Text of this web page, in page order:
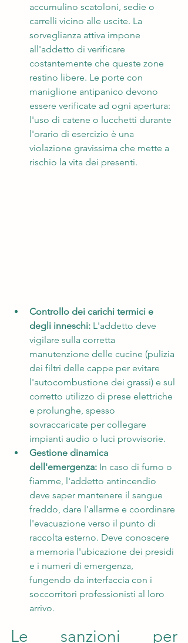
accumulino scatoloni, sedie o
carrelli vicino alle uscite. La
sorveglianza attiva impone
all'addetto di verificare
costantemente che queste zone
restino libere. Le porte con
maniglione antipanico devono
essere verificate ad ogni apertura:
l'uso di catene o lucchetti durante
l'orario di esercizio è una
violazione gravissima che mette a
rischio la vita dei presenti.
Controllo dei carichi termici e
degli inneschi: L'addetto deve
vigilare sulla corretta
manutenzione delle cucine (pulizia
dei filtri delle cappe per evitare
l'autocombustione dei grassi) e sul
corretto utilizzo di prese elettriche
e prolunghe, spesso
sovraccaricate per collegare
impianti audio o luci provvisorie.
Gestione dinamica
dell'emergenza: In caso di fumo o
fiamme, l'addetto antincendio
deve saper mantenere il sangue
freddo, dare l'allarme e coordinare
l'evacuazione verso il punto di
raccolta esterno. Deve conoscere
a memoria l'ubicazione dei presidi
e i numeri di emergenza,
fungendo da interfaccia con i
soccorritori professionisti al loro
arrivo.
Le sanzioni per